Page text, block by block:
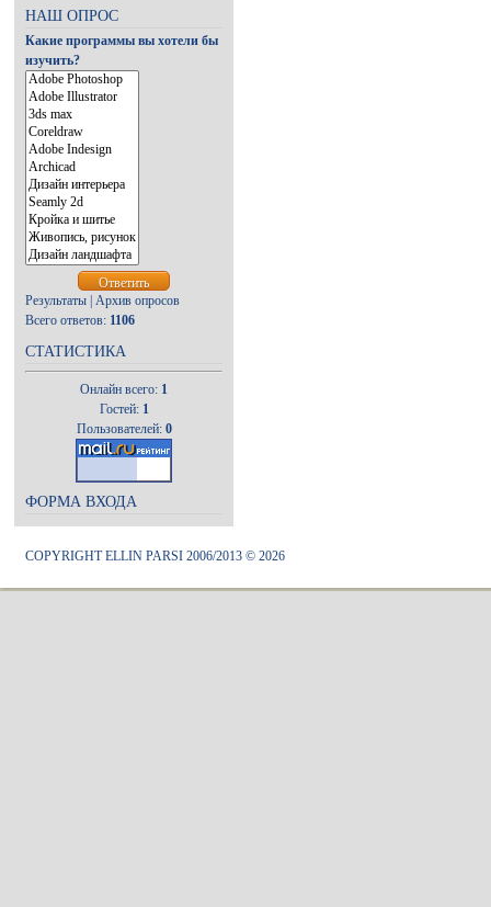
НАШ ОПРОС
Какие программы вы хотели бы
изучить?
Результаты Архив опросов
Всего ответов: 1106
СТАТИСТИКА
Онлайн всего: 1
Гостей: 1
Пользователей: 0
ФОРМА ВХОДА
COPYRIGHT ELLIN PARSI 2006/2013 © 2026